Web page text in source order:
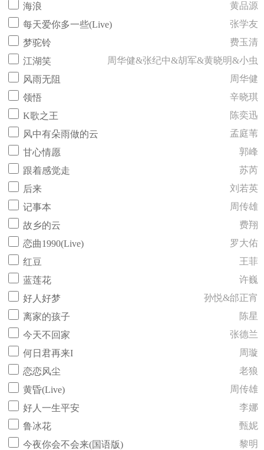
海浪
黄品源
每天爱你多一些(Live)
张学友
梦驼铃
费玉清
江湖笑
周华健&张纪中&胡军&黄晓明&小虫
风雨无阻
周华健
领悟
辛晓琪
K歌之王
陈奕迅
风中有朵雨做的云
孟庭苇
甘心情愿
郭峰
跟着感觉走
苏芮
后来
刘若英
记事本
周传雄
故乡的云
费翔
恋曲1990(Live)
罗大佑
红豆
王菲
蓝莲花
许巍
好人好梦
孙悦&邰正宵
离家的孩子
陈星
今天不回家
张德兰
何日君再来I
周璇
恋恋风尘
老狼
黄昏(Live)
周传雄
好人一生平安
李娜
鲁冰花
甄妮
今夜你会不会来(国语版)
黎明